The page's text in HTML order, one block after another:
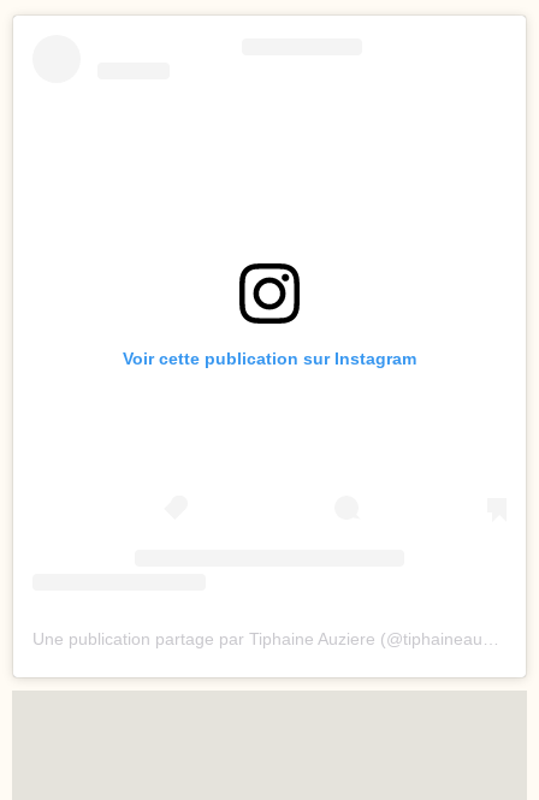
Voir cette publication sur Instagram